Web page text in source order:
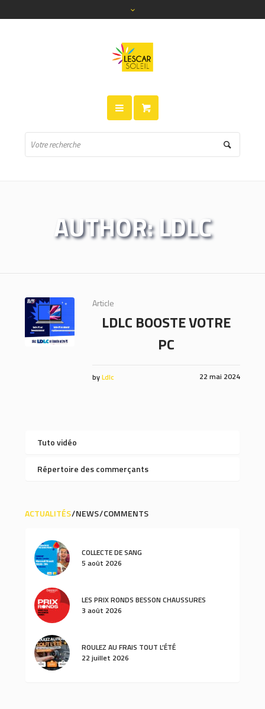
AUTHOR:LDLC
Article
LDLC BOOSTE VOTRE
PC
22 mai 2024
byLdlc
Tuto vidéo
Répertoire des commerçants
ACTUALITÉS NEWS COMMENTS
COLLECTE DE SANG
5 août 2026
LES PRIX RONDS BESSON CHAUSSURES
3 août 2026
ROULEZ AU FRAIS TOUT L’ÉTÉ
22 juillet 2026